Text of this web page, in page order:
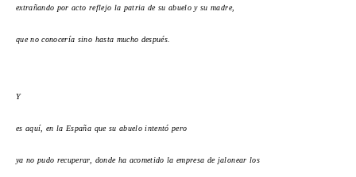
extrañando por acto reflejo la patria de su abuelo y su madre,
que no conocería sino hasta mucho después.
Y
es aquí, en la España que su abuelo intentó pero
ya no pudo recuperar, donde ha acometido la empresa de jalonear los